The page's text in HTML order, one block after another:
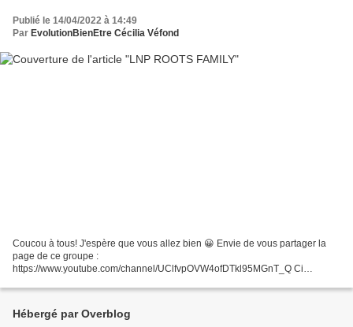
Publié le 14/04/2022 à 14:49
Par EvolutionBienEtre Cécilia Véfond
Coucou à tous! J'espère que vous allez bien 😀 Envie de vous partager la
page de ce groupe :
https://www.youtube.com/channel/UClfvpOVW4ofDTkl95MGnT_Q Ci
moment. Belle découverte à vous!...
Hébergé par Overblog